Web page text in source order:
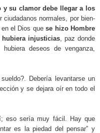
y su clamor debe llegar a los
normales, por bien-
en el Dios quese hizo Hombre
hubiera injusticias , paz donde
deseos de venganza,
Debería levantarse un
y se dejara oír en todo el
sería muy fácil. Hay que
es la piedad del pensar” y